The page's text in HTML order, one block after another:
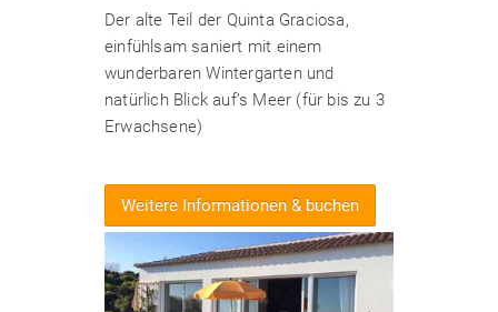
Der alte Teil der Quinta Graciosa,
einfühlsam saniert mit einem
wunderbaren Wintergarten und
natürlich Blick auf’s Meer (für bis zu 3
Erwachsene)
Weitere Informationen & buchen